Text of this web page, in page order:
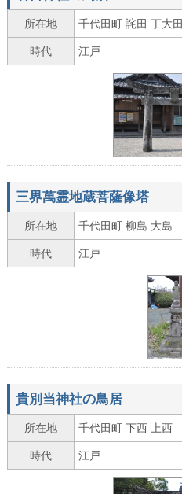
所在地 千代田町 詫田 丁大田
時代 江戸
三界萬霊地蔵菩薩像塔
所在地 千代田町 柳島 大島
時代 江戸
貴別当神社の鳥居
所在地 千代田町 下西 上西
時代 江戸